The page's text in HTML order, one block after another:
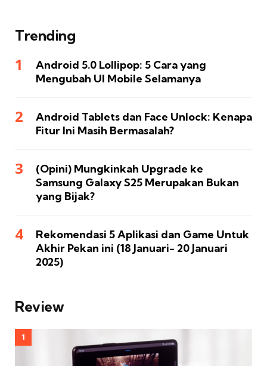
Trending
Android 5.0 Lollipop: 5 Cara yang
Mengubah UI Mobile Selamanya
Android Tablets dan Face Unlock: Kenapa
Fitur Ini Masih Bermasalah?
(Opini) Mungkinkah Upgrade ke
Samsung Galaxy S25 Merupakan Bukan
yang Bijak?
Rekomendasi 5 Aplikasi dan Game Untuk
Akhir Pekan ini (18 Januari- 20 Januari
2025)
Review